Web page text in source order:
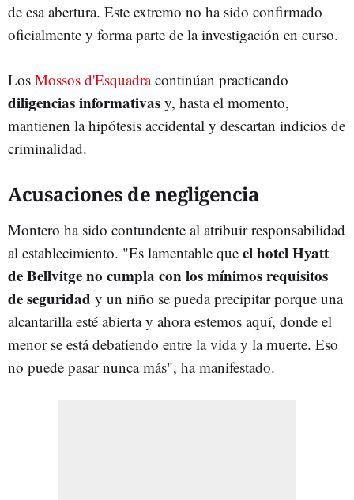
de esa abertura. Este extremo no ha sido confirmado
oficialmente y forma parte de la investigación en curso.
Los Mossos d'Esquadracontinúan practicando
diligencias informativas y, hasta el momento,
mantienen la hipótesis accidental y descartan indicios de
criminalidad.
Acusaciones de negligencia
Montero ha sido contundente al atribuir responsabilidad
al establecimiento. "Es lamentable que el hotel Hyatt
de Bellvitge no cumpla con los mínimos requisitos
de seguridad y un niño se pueda precipitar porque una
alcantarilla esté abierta y ahora estemos aquí, donde el
menor se está debatiendo entre la vida y la muerte. Eso
no puede pasar nunca más", ha manifestado.